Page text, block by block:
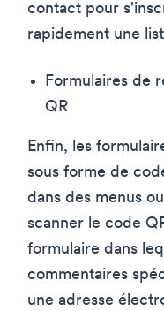
contact pour
rapidement une
Formulaires de
QR
Enfin, les
sous forme de
dans des menus
scanner le code
formulaire dans
commentaires
une adresse